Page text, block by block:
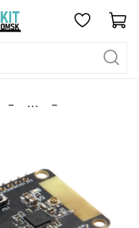
...